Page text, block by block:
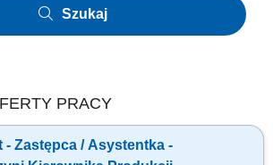
Szukaj
PRACY
- Zastępca / Asystentka -